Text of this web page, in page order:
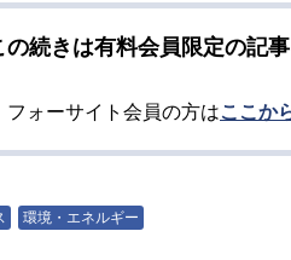
の続きは有料会員限定の記事
フォーサイト会員の方はここか
環境・エネルギー